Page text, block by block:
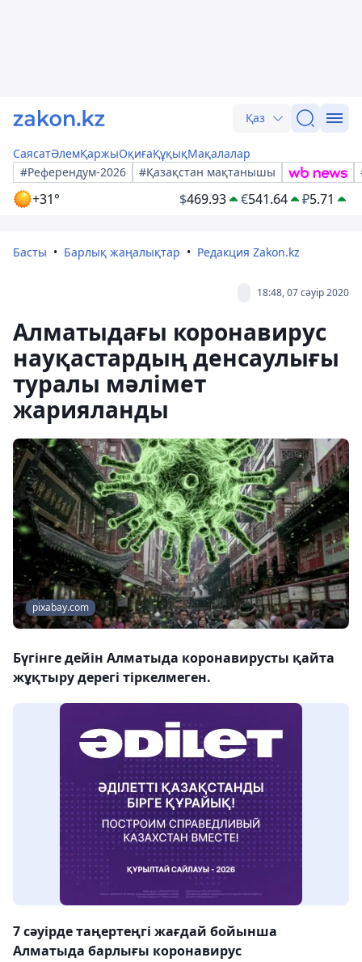
Қаз
СаясатӘлемҚаржыОқиғаҚұқықМақалалар
#Референдум-2026
#Қазақстан мақтанышы
+31° $469.93 €541.64 ₽5.71
Басты Барлық жаңалықтар Редакция Zakon.kz
18:48, 07 сәуір 2020
Алматыдағы коронавирус
науқастардың денсаулығы
туралы мәлімет
жарияланды
pixabay.com
Бүгінге дейін Алматыда коронавирусты қайта
жұқтыру дерегі тіркелмеген.
7 сәуірде таңертеңгі жағдай бойынша
Алматыда барлығы коронавирус